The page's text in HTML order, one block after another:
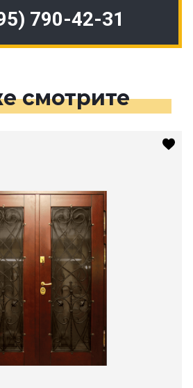
790-42-31
смотрите